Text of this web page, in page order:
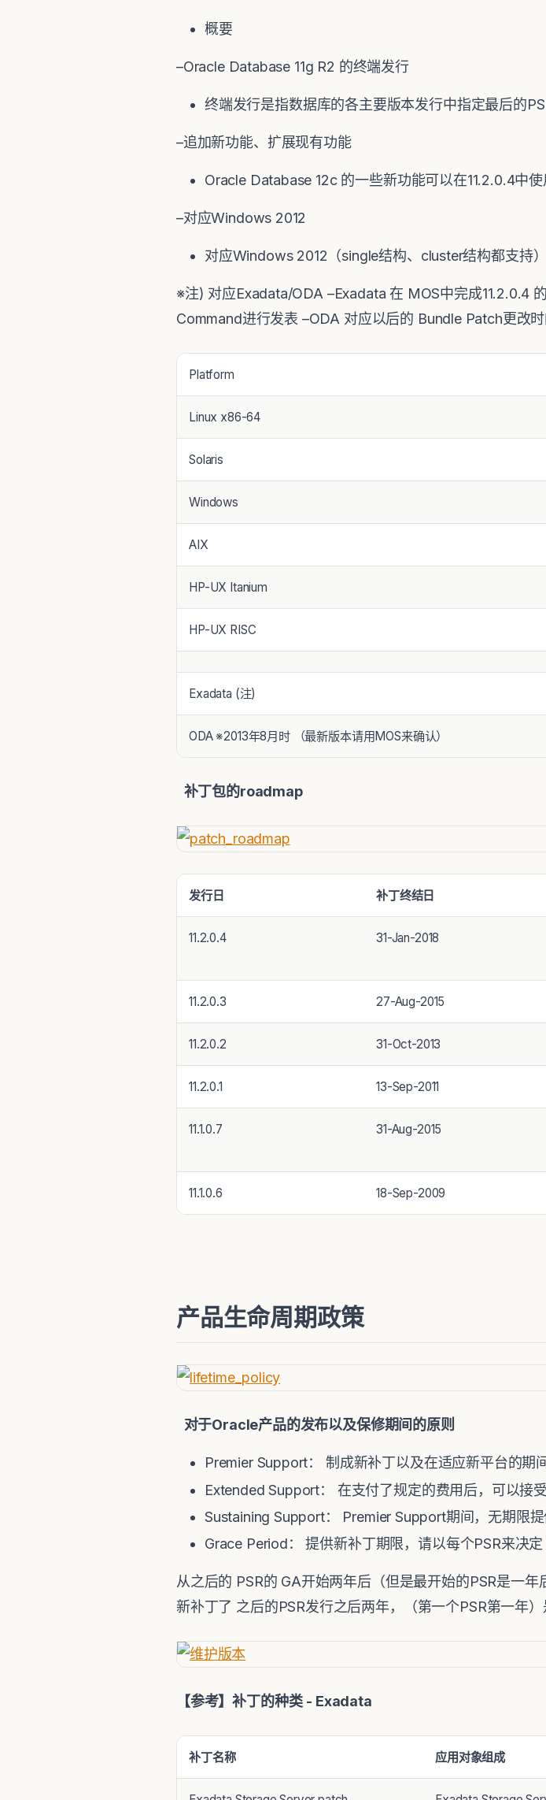
概要
–Oracle Database 11g R2 的终端发行
终端发行是指数据库的各主要版本发行中指定最后的
–追加新功能、扩展现有功能
Oracle Database 12c 的一些新功能可以在11.2.0.4中使
–对应Windows 2012
对应Windows 2012（single结构、cluster结构都支持）
※注) 对应Exadata/ODA –Exadata 在 MOS中完成11.2.0.4
Command进行发表 –ODA 对应以后的 Bundle Patch更改
Platform
Linux x86-64
Solaris
Windows
AIX
HP-UX Itanium
HP-UX RISC
Exadata (注)
ODA ※2013年8月时 （最新版本请用MOS来确认）
补丁包的roadmap
发行日 补丁终结日
11.2.0.4 31-Jan-2018
11.2.0.3 27-Aug-2015
11.2.0.2 31-Oct-2013
11.2.0.1 13-Sep-2011
11.1.0.7 31-Aug-2015
11.1.0.6 18-Sep-2009
产品生命周期政策
对于Oracle产品的发布以及保修期间的原则
Premier Support： 制成新补丁以及在适应新平台的期
Extended Support： 在支付了规定的费用后，可以接
Sustaining Support： Premier Support期间，无期限提
Grace Period： 提供新补丁期限，请以每个PSR来决定
从之后的 PSR的 GA开始两年后（但是最开始的PSR是一
新补丁了 之后的PSR发行之后两年，（第一个PSR第一年
【参考】补丁的种类 - Exadata
补丁名称 应用对象组成